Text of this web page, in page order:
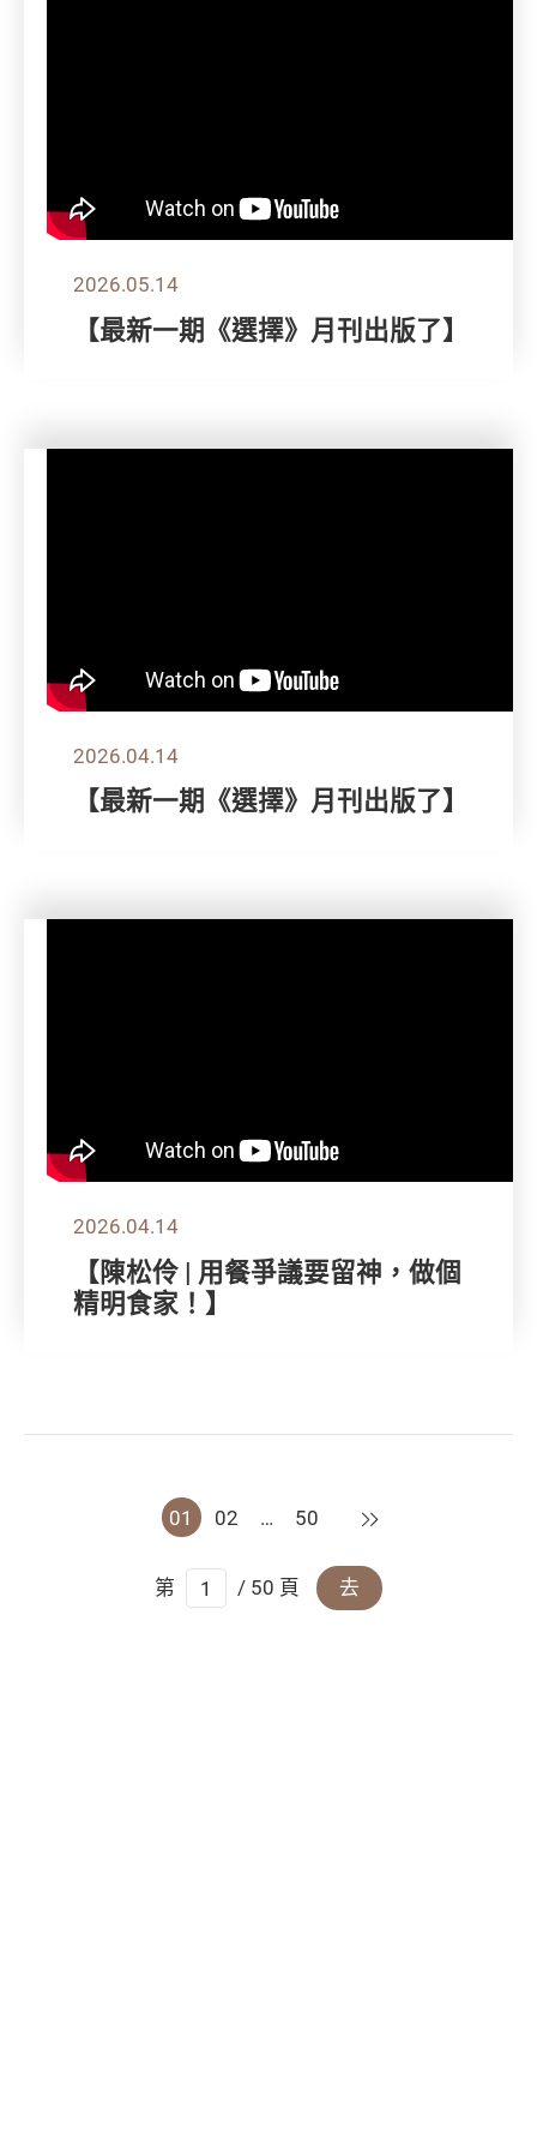
2026.05.14
【最新一期《選擇》月刊出版了】
2026.04.14
【最新一期《選擇》月刊出版了】
2026.04.14
【陳松伶 | 用餐爭議要留神，做個
精明食家！】
01 02 … 50 下一頁
第 / 50 頁 去